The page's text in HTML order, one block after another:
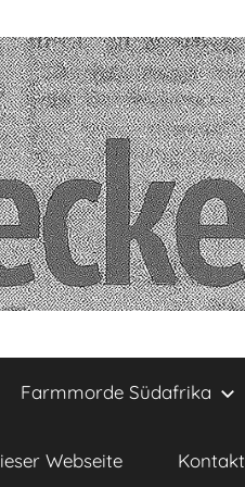
Farmmorde Südafrika
Webseite Kontakt